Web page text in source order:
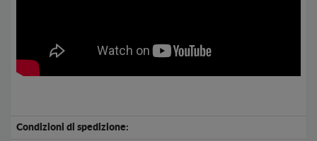
Condizioni di spedizione: